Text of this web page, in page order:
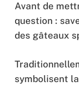
Avant de
question :
des gâteaux
symbolisent